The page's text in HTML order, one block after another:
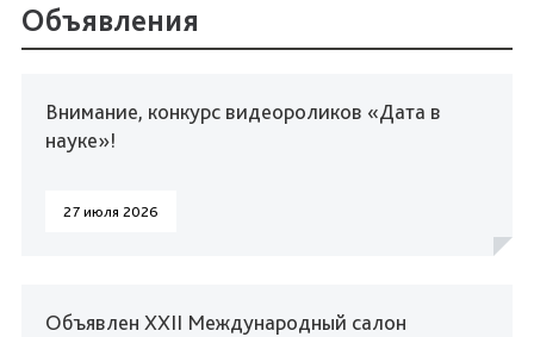
Объявления
Внимание, конкурс видеороликов «Дата в
науке»!
27 июля 2026
Объявлен XXII Международный салон